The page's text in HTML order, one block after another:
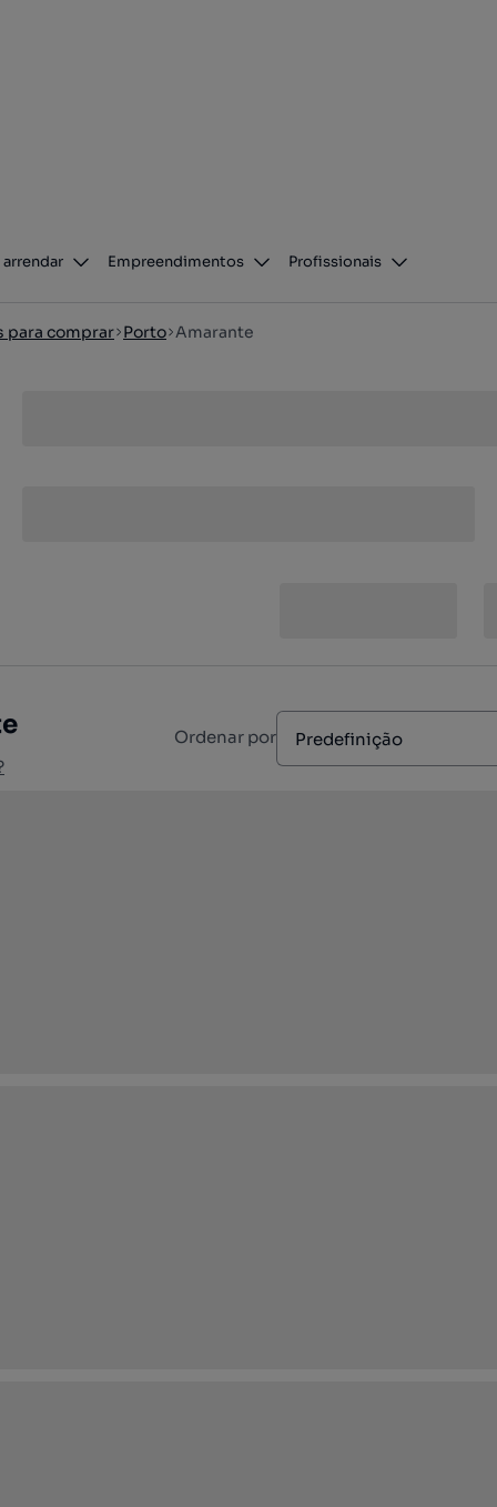
arrendar Empreendimentos Profissionais
para comprar Porto Amarante
Ordenar por Predefinição